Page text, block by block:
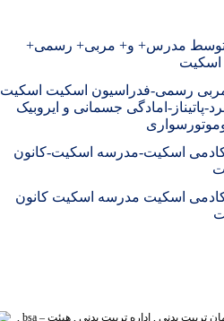
توسط مدرس+ و+ مربی+ رسمی+
اسکیت
رسمی-فدراسیون اسکیت اسکیت
امادگی جسمانی و ایروبیک
اسکیت-مدرسه اسکیت-کانون
اسکیت مدرسه اسکیت کانون